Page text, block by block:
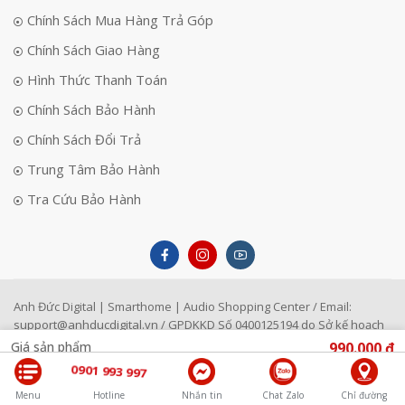
Giá sản phẩm 990.000 ₫
MUA NGAY
Menu
0901 993 997
Hotline Nhắn tin Chat Zalo Chỉ đường
Chính Sách Mua Hàng Trả Góp
Chính Sách Giao Hàng
Hình Thức Thanh Toán
Chính Sách Bảo Hành
Chính Sách Đổi Trả
Trung Tâm Bảo Hành
Tra Cứu Bảo Hành
Anh Đức Digital | Smarthome | Audio Shopping Center / Email:
support@anhducdigital.vn / GPDKKD Số 0400125194 do Sở kế hoạch
đầu tư TP Đà Nẵng cấp ngày 22/4/1996